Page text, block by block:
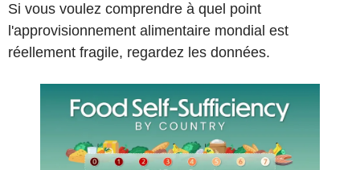
Si vous voulez comprendre à quel point
l'approvisionnement alimentaire mondial est
réellement fragile, regardez les données.